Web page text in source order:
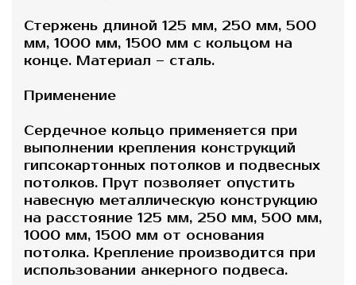
Стержень длиной 125 мм, 250 мм, 500
мм, 1000 мм, 1500 мм с кольцом на
конце. Материал – сталь.
Применение
Сердечное кольцо применяется при
выполнении крепления конструкций
гипсокартонных потолков и подвесных
потолков. Прут позволяет опустить
навесную металлическую конструкцию
на расстояние 125 мм, 250 мм, 500 мм,
1000 мм, 1500 мм от основания
потолка. Крепление производится при
использовании анкерного подвеса.